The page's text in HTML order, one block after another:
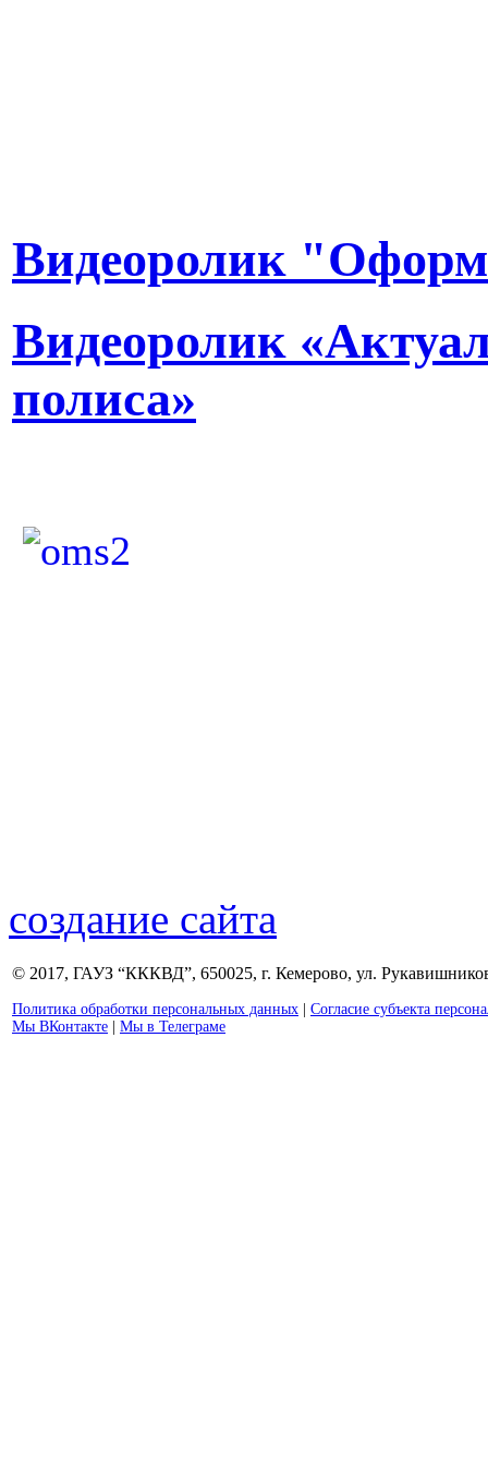
Видеоролик
Видеоролик
полиса»
создание сайта
© 2017, ГАУЗ “КККВД”, 650025, г. Кемерово, ул.
Политика обработки персональных данных
Согласие субъекта
Мы ВКонтакте
Мы в Телеграме